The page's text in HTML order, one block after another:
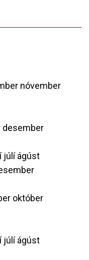
nóvember
desember
júlíágúst
október
júlíágúst